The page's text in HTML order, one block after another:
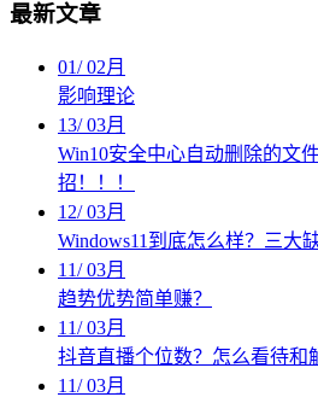
最新文章
01/02月
影响理论
13/03月
Win10安全中心自动删除的文
招！！！
12/03月
Windows11到底怎么样？三大
11/03月
趋势优势简单赚？
11/03月
抖音直播个位数？怎么看待和
11/03月